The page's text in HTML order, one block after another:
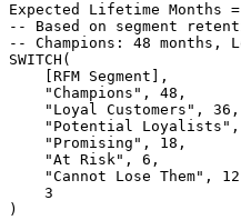
Expected Lifetime Months =
-- Based on segment
-- Champions: 48
SWITCH(
    [RFM Segment],
    "Champions", 48,
    "Loyal Customers", 36,
"Potential Loyalists",
    "Promising", 18,
    "At Risk", 6,
"Cannot Lose Them",
    3
)